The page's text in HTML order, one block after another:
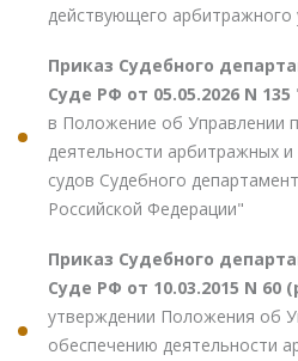
действующего арбитражного
Приказ Судебного
Суде РФ от 05.05.2026 N 135
в Положение об Управлении
деятельности арбитражных
судов Судебного
Российской Федерации"
Приказ Судебного
Суде РФ от 10.03.2015 N 60
утверждении Положения об
обеспечению деятельности